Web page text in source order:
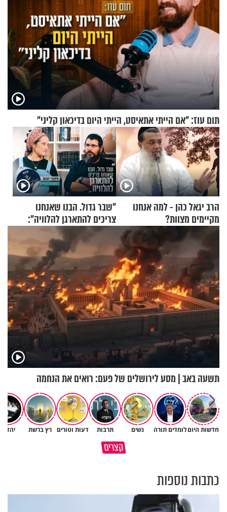
תום עוז: "אם הייתי אתאיסט, הייתי היום בדיכאון קליני"
הרב יגאל כהן - למה אנחנו
מקיימים מצוות?
"שבר גדול. הבנו שאנחנו
צריכים להתארגן להלוויה":
זוגיות במבחן, הפעם עם מרים
וגד דנינו
תשעה באב | מסע לירושלים של פעם: רואים את הנחמה
חדשות היוםלומדים תורה נשים תרבות דעות וטורים רץ ברשת יהדות
קצריםברכה או קללה? הכל בידים שלנו
איך לשלוט בסיטואציה בצורה
כתבות נוספות